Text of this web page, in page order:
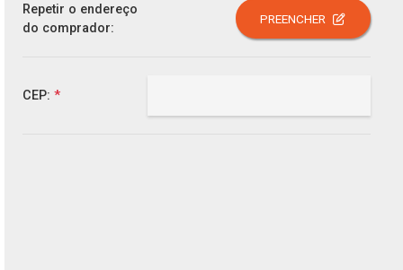
Repetir o endereço
do comprador:
PREENCHER
CEP: *